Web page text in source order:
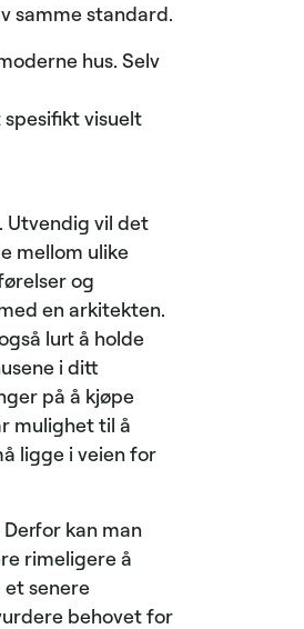
samme standard.
hus. Selv
visuelt
Utvendig vil det
mellom ulike
og
en arkitekten.
lurt å holde
i ditt
på å kjøpe
mulighet til å
ligge i veien for
kan man
rimeligere å
senere
behovet for